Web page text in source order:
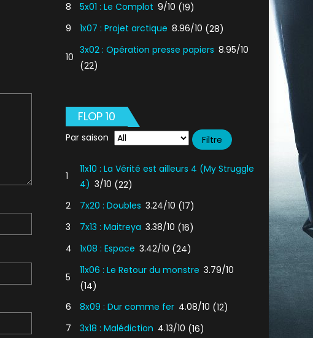
8
5x01 : Le Complot 9/10 (19)
9
1x07 : Projet arctique 8.96/10 (28)
10
3x02 : Opération presse papiers 8.95/10
(22)
FLOP 10
Par saison
1
11x10 : La Vérité est ailleurs 4 (My Struggle
4) 3/10 (22)
2
7x20 : Doubles 3.24/10 (17)
3
7x13 : Maitreya 3.38/10 (16)
4
1x08 : Espace 3.42/10 (24)
5
11x06 : Le Retour du monstre 3.79/10
(14)
6
8x09 : Dur comme fer 4.08/10 (12)
7
3x18 : Malédiction 4.13/10 (16)